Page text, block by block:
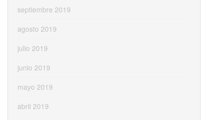
septiembre 2019
agosto 2019
julio 2019
junio 2019
mayo 2019
abril 2019